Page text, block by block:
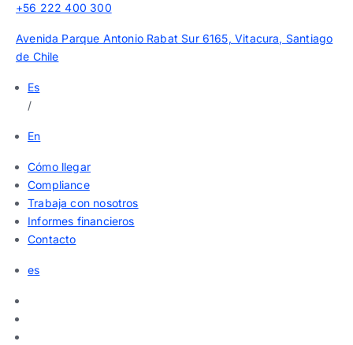
+56 222 400 300
Avenida Parque Antonio Rabat Sur 6165, Vitacura, Santiago
de Chile
Es
/
En
Cómo llegar
Compliance
Trabaja con nosotros
Informes financieros
Contacto
es